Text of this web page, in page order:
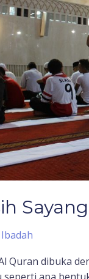
Ibadah
Quran dibuka